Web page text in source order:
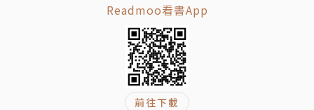
Readmoo看書App
前往下載